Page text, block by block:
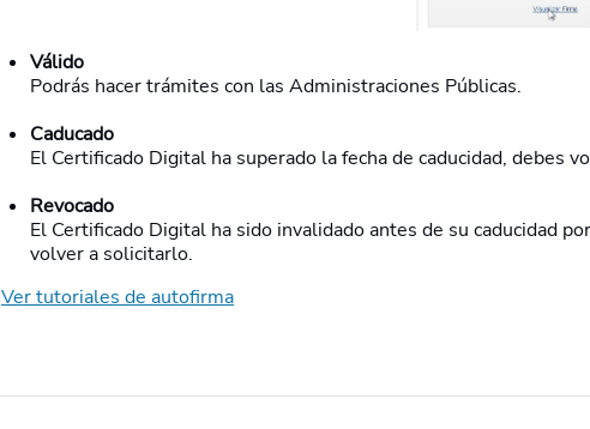
Válido
Podrás hacer trámites con las Administraciones Públicas.
Caducado
El Certificado Digital ha superado la fecha de caducidad, debes
Revocado
El Certificado Digital ha sido invalidado antes de su caducidad
volver a solicitarlo.
Ver tutoriales de autofirma